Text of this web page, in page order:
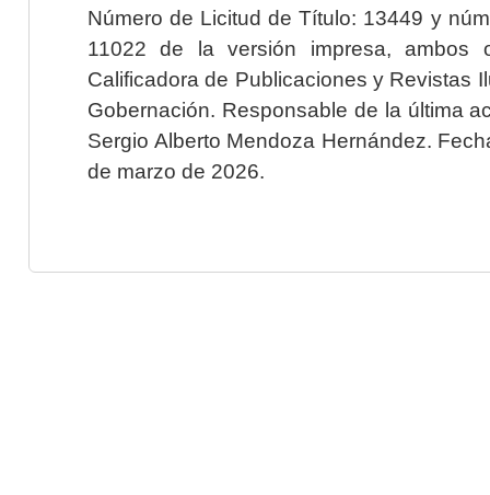
Número de Licitud de Título: 13449 y
11022 de la versión impresa, ambos
Calificadora de Publicaciones y Revistas
Gobernación. Responsable de la última
Sergio Alberto Mendoza Hernández.
de marzo de 2026.